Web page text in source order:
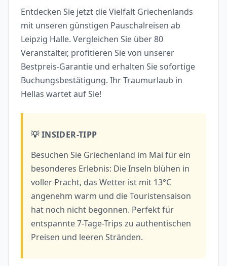
Entdecken Sie jetzt die Vielfalt Griechenlands
mit unseren günstigen Pauschalreisen ab
Leipzig Halle. Vergleichen Sie über 80
Veranstalter, profitieren Sie von unserer
Bestpreis-Garantie und erhalten Sie sofortige
Buchungsbestätigung. Ihr Traumurlaub in
Hellas wartet auf Sie!
💡 INSIDER-TIPP
Besuchen Sie Griechenland im Mai für ein
besonderes Erlebnis: Die Inseln blühen in
voller Pracht, das Wetter ist mit 13°C
angenehm warm und die Touristensaison
hat noch nicht begonnen. Perfekt für
entspannte 7-Tage-Trips zu authentischen
Preisen und leeren Stränden.